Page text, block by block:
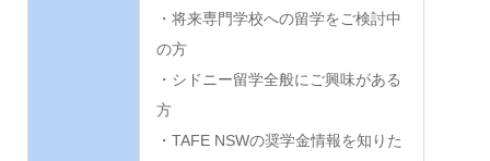
・将来専門学校への留学をご検討中
の方
・シドニー留学全般にご興味がある
方
・TAFE NSWの奨学金情報を知りた